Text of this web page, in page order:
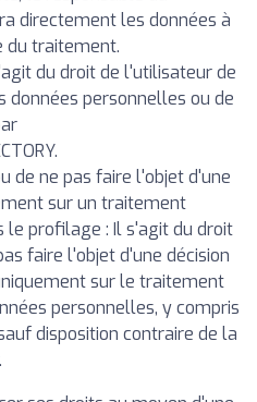
directement les données à
du traitement.
du droit de l'utilisateur de
données personnelles ou de
de ne pas faire l'objet d'une
sur un traitement
le profilage : Il s'agit du droit
faire l'objet d'une décision
sur le traitement
personnelles, y compris
disposition contraire de la